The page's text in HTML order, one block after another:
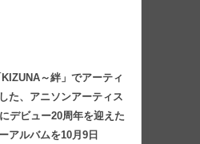
～絆」でアーティ
た、アニソンアーティス
デビュー20周年を迎えた
アルバムを10月9日